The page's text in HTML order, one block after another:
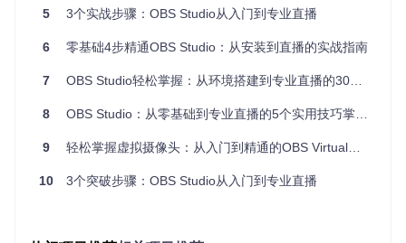
安装必要的设备驱动
Windows用户：通过设备管理器更新摄像头和音频设备
macOS用户：使用系统偏好设置中的"声音"和"显示
Linux用户：安装v4l2和alsa相关库文件
验证设备连接启动OBS Studio后，在"来源"面板点
备是否能正常显示和收音。
5 3个实战步骤：OBS Studio从入门到专业直播
6 零基础4步精通OBS Studio：从安装到直播的实战指南
7 OBS Studio轻松掌握：从环境搭建到专业直播的30分钟指南
8 OBS Studio：从零基础到专业直播的5个实用技巧掌握法
9 轻松掌握虚拟摄像头：从入门到精通的OBS VirtualCam实用指南
10 3个突破步骤：OBS Studio从入门到专业直播